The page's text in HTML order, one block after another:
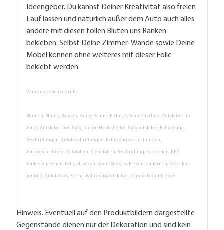
Ideengeber. Du kannst Deiner Kreativität also freien
Lauf lassen und natürlich außer dem Auto auch alles
andere mit diesen tollen Blüten uns Ranken
bekleben. Selbst Deine Zimmer-Wände sowie Deine
Möbel können ohne weiteres mit dieser Folie
beklebt werden.
Verwande Suchbegriffe:
Blumen, Blume, Ranken, Ranke, Schmetterlinge, Schmetterling, Aufkleber für
Autos, Aufkleber fürs Auto, für die Heckscheibe, Autoaufkleber, Fahrzeuge,
Beschriftungen, Autobeschriftungen, Fahrzeugbeschriftungen,
Autobeschriftung, Autofolien, Klebefolien, Beschriftung, Farbfolien, KFZ
Aufkleber, Folien, Folie, drucken lassen, Shop, bekleben, entfernen, bestellen,
günstig, Autotattoos, Sterne, Fahrzeugaufkleber, zum selbst aufkleben
Hinweis. Eventuell auf den Produktbildern dargestellte
Gegenstände dienen nur der Dekoration und sind kein